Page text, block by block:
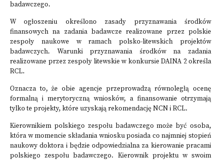
badawczego.
W ogłoszeniu określono zasady przyznawania środków
finansowych na zadania badawcze realizowane przez polskie
zespoły naukowe w ramach polsko-litewskich projektów
badawczych. Warunki przyznawania środków na zadania
realizowane przez zespoły litewskie w konkursie DAINA 2 określa
RCL.
Oznacza to, że obie agencje przeprowadzą równoległą ocenę
formalną i merytoryczną wniosków, a finansowanie otrzymają
tylko te projekty, które uzyskają rekomendację NCN i RCL.
Kierownikiem polskiego zespołu badawczego może być osoba,
która w momencie składania wniosku posiada co najmniej stopień
naukowy doktora i będzie odpowiedzialna za kierowanie pracami
polskiego zespołu badawczego. Kierownik projektu w swoim